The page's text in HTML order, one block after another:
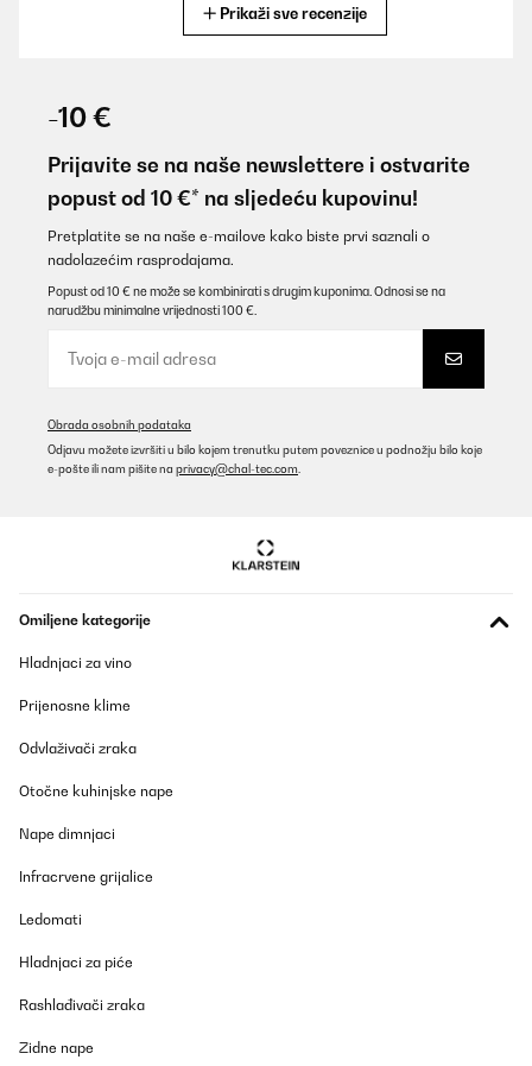
Dank
Amazon-Benutzer
Prevedi
POTVRĐENI PREGLED
Wunderschön vom Design und leichte Bedienung. Sehr super
Prevedi
Amazon-Benutzer
Prevedi
Molto bello esteticamente e funziona bene
Utente Amazon
Prevedi
Steht oben
Amazon-Benutzer
Prikaži sve recenzije
-10 €
Prijavite se na naše newslettere i ostvarite
popust od 10 €* na sljedeću kupovinu!
Pretplatite se na naše e-mailove kako biste prvi saznali o
nadolazećim rasprodajama.
Popust od 10 € ne može se kombinirati s drugim kuponima. Odnosi se na
narudžbu minimalne vrijednosti 100 €.
Obrada osobnih podataka
Odjavu možete izvršiti u bilo kojem trenutku putem poveznice u podnožju bilo koje
e-pošte ili nam pišite na privacy@chal-tec.com
Omiljene kategorije
Hladnjaci za vino
Prijenosne klime
Odvlaživači zraka
Otočne kuhinjske nape
Nape dimnjaci
Infracrvene grijalice
Ledomati
Hladnjaci za piće
Rashlađivači zraka
Zidne nape